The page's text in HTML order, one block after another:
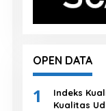
OPEN DATA
1
Indeks
Kualitas